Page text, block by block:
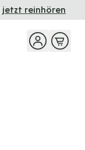
jetzt reinhören